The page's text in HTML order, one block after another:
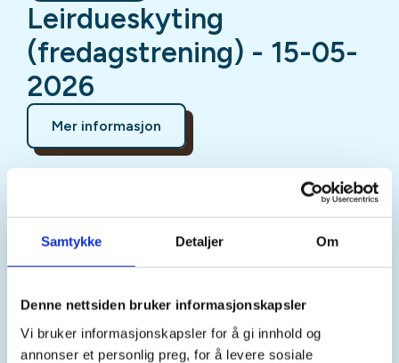
Samtykke Detaljer Om
Denne nettsiden bruker informasjonskapsler
Vi bruker informasjonskapsler for å gi innhold og
annonser et personlig preg, for å levere sosiale
Leirdueskyting
(fredagstrening) - 15-05-
2026
Mer informasjon
Sted
Evje Og Hornnes
Tid